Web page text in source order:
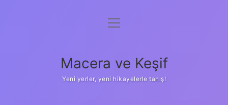
Anasayfa
Yasal Uyarı
menüyü
Macera ve Keşif
Yeni yerler, yeni hikayelerle tanış!